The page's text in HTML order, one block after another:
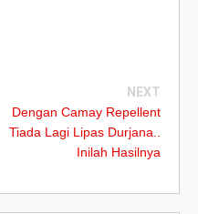
NEXT
Dengan Camay Repellent
Tiada Lagi Lipas Durjana..
Inilah Hasilnya